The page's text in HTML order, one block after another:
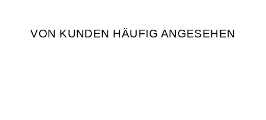
VON KUNDEN HÄUFIG ANGESEHEN